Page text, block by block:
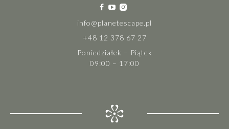
info@planetescape.pl
+48 12 378 67 27
Poniedziałek – Piątek
09:00 – 17:00